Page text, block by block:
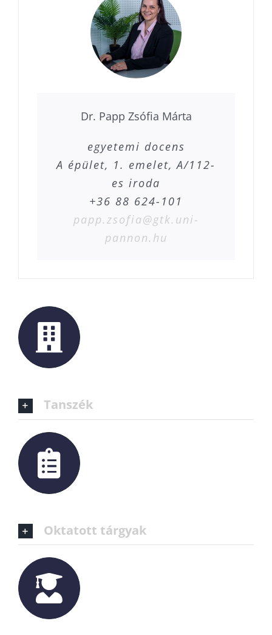
Dr. Papp Zsófia Márta
egyetemi docens
A épület, 1. emelet, A/112-
es iroda
+36 88 624-101
papp.zsofia@gtk.uni-
pannon.hu
Tanszék
Oktatott tárgyak